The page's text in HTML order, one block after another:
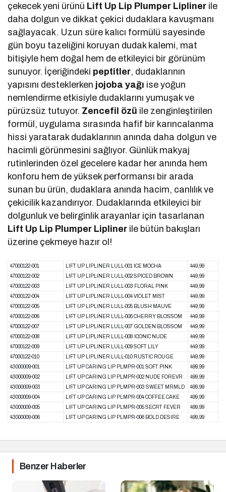
çekecek yeni ürünü Lift Up Lip Plumper Lipliner ile
daha dolgun ve dikkat çekici dudaklara kavuşmanı
sağlayacak. Uzun süre kalıcı formülü sayesinde
gün boyu tazeliğini koruyan dudak kalemi, mat
bitişiyle hem doğal hem de etkileyici bir görünüm
sunuyor. İçeriğindeki peptitler, dudaklarının
yapısını desteklerken jojoba yağı ise yoğun
nemlendirme etkisiyle dudaklarını yumuşak ve
pürüzsüz tutuyor. Zencefil özü ile zenginleştirilen
formül, uygulama sırasında hafif bir karıncalanma
hissi yaratarak dudaklarının anında daha dolgun ve
hacimli görünmesini sağlıyor. Günlük makyaj
rutinlerinden özel gecelere kadar her anında hem
konforu hem de yüksek performansı bir arada
sunan bu ürün, dudaklara anında hacim, canlılık ve
çekicilik kazandırıyor. Dudaklarında etkileyici bir
dolgunluk ve belirginlik arayanlar için tasarlanan
Lift Up Lip Plumper Lipliner ile bütün bakışları
üzerine çekmeye hazır ol!
47000122-001 LIFT UP LIPLINER LULL-001 ICE MOCHA
449,99
47000122-002
LIFT UP LIPLINER LULL-002 SPICED BROWN
449,99
47000122-003
LIFT UP LIPLINER LULL-003 FLORAL PINK
449,99
47000122-004
LIFT UP LIPLINER LULL-004 VIOLET MIST
449,99
47000122-005
LIFT UP LIPLINER LULL-005 BLUSH MAUVE
449,99
47000122-006
LIFT UP LIPLINER LULL-006 CHERRY BLOSSOM
449,99
47000122-007
LIFT UP LIPLINER LULL-007 GOLDEN BLOSSOM
449,99
47000122-008
LIFT UP LIPLINER LULL-008 ICONIC NUDE
449,99
47000122-009
LIFT UP LIPLINER LULL-009 SOFT LILY
449,99
47000122-010
LIFT UP LIPLINER LULL-010 RUSTIC ROUGE
449,99
43000009-001
LIFT UP CARING LIP PLMPR-001 SOFT PINK
499,99
43000009-002
LIFT UP CARING LIP PLMPR-002 NUDE FOREVR
499,99
43000009-003
LIFT UP CARING LIP PLMPR-003 SWEET MRMLD
499,99
43000009-004
LIFT UP CARING LIP PLMPR-004 COFFEE CAKE
499,99
43000009-005
LIFT UP CARING LIP PLMPR-005 SECRT FEVER
499,99
43000009-006
LIFT UP CARING LIP PLMPR-006 BOLD DESIRE 499,99
Benzer Haberler